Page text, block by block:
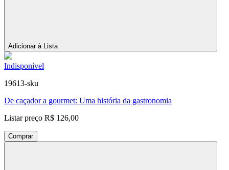
Adicionar à Lista
Indisponível
19613-sku
De caçador a gourmet: Uma história da gastronomia
Listar preço R$ 126,00
Comprar